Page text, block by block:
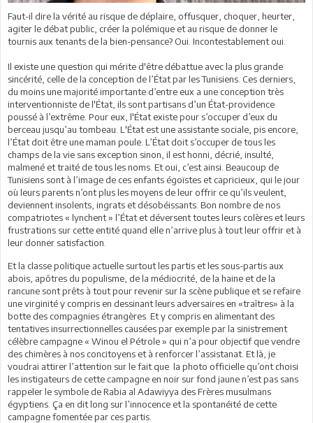
Faut-il dire la vérité au risque de déplaire, offusquer, choquer, heurter,
agiter le débat public, créer la polémique et au risque de donner le
tournis aux tenants de la bien-pensance? Oui. Incontestablement oui.
Il existe une question qui mérite d'être débattue avec la plus grande
sincérité, celle de la conception de l’État par les Tunisiens. Ces derniers,
du moins une majorité importante d’entre eux a une conception très
interventionniste de l'État, ils sont partisans d’un État-providence
poussé à l’extrême. Pour eux, l'État existe pour s’occuper d’eux du
berceau jusqu’au tombeau. L'État est une assistante sociale, pis encore,
l’État doit être une maman poule. L’État doit s’occuper de tous les
champs de la vie sans exception sinon, il est honni, décrié, insulté,
malmené et traité de tous les noms. Et oui, c’est ainsi. Beaucoup de
Tunisiens sont à l’image de ces enfants égoïstes et capricieux, qui le jour
où leurs parents n’ont plus les moyens de leur offrir ce qu’ils veulent,
deviennent insolents, ingrats et désobéissants. Bon nombre de nos
compatriotes « lynchent » l’État et déversent toutes leurs colères et leurs
frustrations sur cette entité quand elle n’arrive plus à tout leur offrir et à
leur donner satisfaction.
Et la classe politique actuelle surtout les partis et les sous-partis aux
abois, apôtres du populisme, de la médiocrité, de la haine et de la
rancune sont prêts à tout pour revenir sur la scène publique et se refaire
une virginité y compris en dessinant leurs adversaires en «traîtres» à la
botte des compagnies étrangères. Et y compris en alimentant des
tentatives insurrectionnelles causées par exemple par la sinistrement
célèbre campagne « Winou el Pétrole » qui n’a pour objectif que vendre
des chimères à nos concitoyens et à renforcer l’assistanat. Et là, je
voudrai attirer l’attention sur le fait que la photo officielle qu’ont choisi
les instigateurs de cette campagne en noir sur fond jaune n’est pas sans
rappeler le symbole de Rabia al Adawiyya des Frères musulmans
égyptiens. Ça en dit long sur l’innocence et la spontanéité de cette
campagne fomentée par ces partis.